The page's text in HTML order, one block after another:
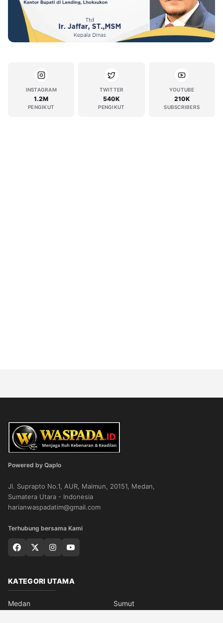
INSTAGRAM
1.2M
PENGIKUT
TWITTER
540K
PENGIKUT
YOUTUBE
210K
SUBSCRIBERS
Powered by Qaplo
Jl. Suprapto No.1, AUR, Maimun, 20151, Medan,
Sumatera Utara - Indonesia
harianwaspadatim@gmail.com
Terhubung bersama Kami
KATEGORI UTAMA
Medan
Sumut